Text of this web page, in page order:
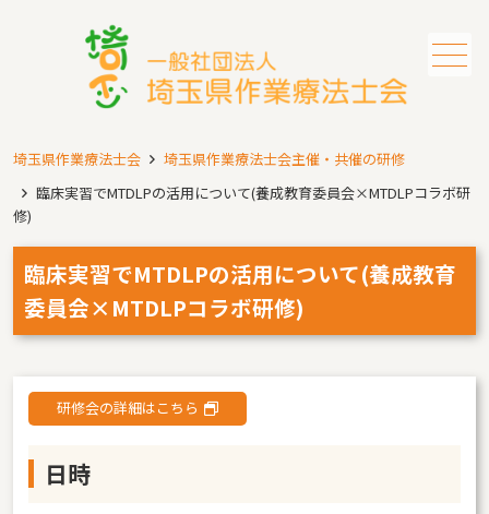
埼玉県作業療法士会
埼玉県作業療法士会主催・共催の研修
臨床実習でMTDLPの活用について(養成教育委員会×MTDLPコラボ研
修)
臨床実習でMTDLPの活用について(養成教育
委員会×MTDLPコラボ研修)
研修会の詳細はこちら
日時